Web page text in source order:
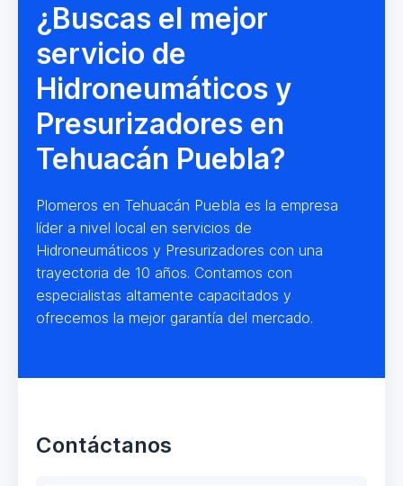
¿Buscas el mejor
servicio de
Hidroneumáticos y
Presurizadores en
Tehuacán Puebla?
Plomeros en Tehuacán Puebla es la empresa
líder a nivel local en servicios de
Hidroneumáticos y Presurizadores con una
trayectoria de 10 años. Contamos con
especialistas altamente capacitados y
ofrecemos la mejor garantía del mercado.
Contáctanos